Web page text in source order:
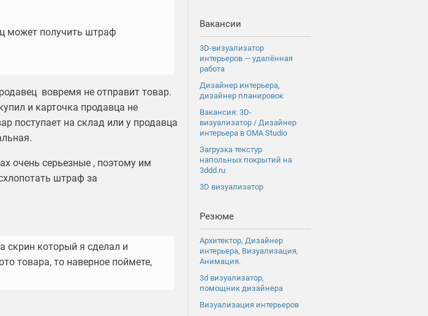
может получить штраф
вовремя не отправит товар.
и карточка продавца не
поступает на склад или у продавца
очень серьезные , поэтому им
штраф за
скрин который я сделал и
товара, то наверное поймете,
Вакансии
3D-визуализатор
интерьеров — удалённая
работа
Дизайнер интерьера,
дизайнер планировок
Вакансия: 3D-
визуализатор / Дизайнер
интерьера в OMA Studio
Загрузка текстур
напольных покрытий на
3ddd.ru
3D визуализатор
Резюме
Архитектор, Дизайнер
интерьера, Визуализация,
Анимация.
3d визуализатор,
помощник дизайнера
Визуализация интерьеров